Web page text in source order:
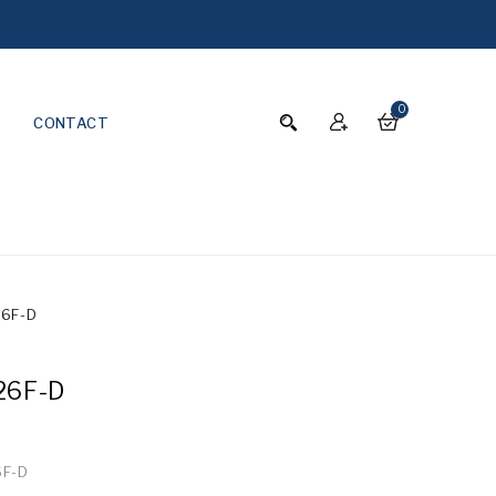
0
CONTACT
D
D
D